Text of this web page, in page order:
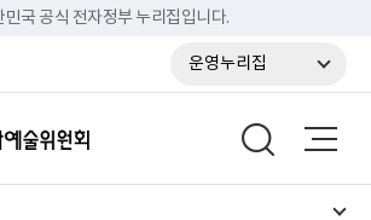
민국 공식 전자정부 누리집입니다.
운영누리집